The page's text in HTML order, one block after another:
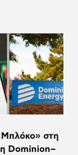
στη
Dominion–